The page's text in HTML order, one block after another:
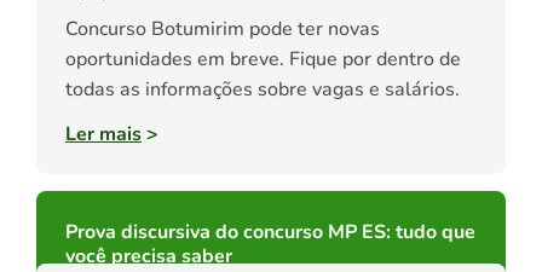
Concurso Botumirim pode ter novas
oportunidades em breve. Fique por dentro de
todas as informações sobre vagas e salários.
Ler mais>
Prova discursiva do concurso MP ES: tudo que
você precisa saber